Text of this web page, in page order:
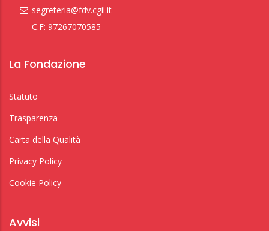
segreteria@fdv.cgil.it
C.F: 97267070585
La Fondazione
Statuto
Trasparenza
Carta della Qualità
Privacy Policy
Cookie Policy
Avvisi